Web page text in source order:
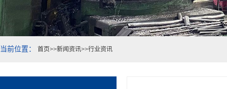
当前位置： 首页>>新闻资讯>>行业资讯